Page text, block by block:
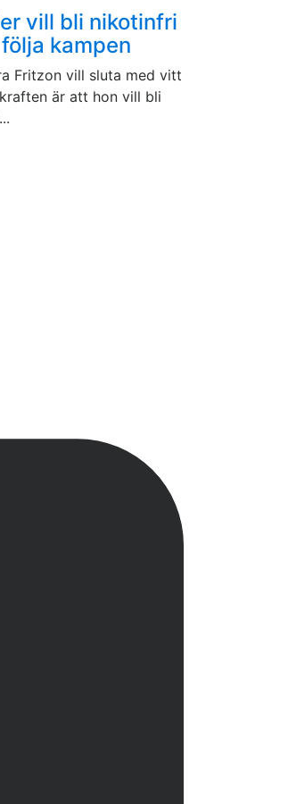
vill bli nikotinfri
kampen
Fritzon vill sluta med vitt
är att hon vill bli